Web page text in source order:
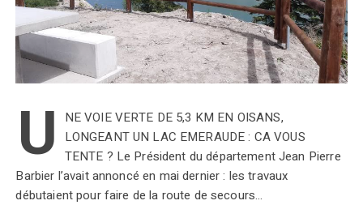
U
NE VOIE VERTE DE 5,3 KM EN OISANS,
LONGEANT UN LAC EMERAUDE : CA VOUS
TENTE ? Le Président du département Jean Pierre
Barbier l’avait annoncé en mai dernier : les travaux
débutaient pour faire de la route de secours…